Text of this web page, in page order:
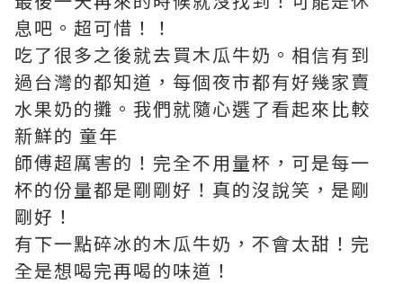
息吧。超可惜！！
吃了很多之後就去買木瓜牛奶。相信有到
過台灣的都知道，每個夜市都有好幾家賣
水果奶的攤。我們就隨心選了看起來比較
新鮮的 童年
師傅超厲害的！完全不用量杯，可是每一
杯的份量都是剛剛好！真的沒說笑，是剛
剛好！
有下一點碎冰的木瓜牛奶，不會太甜！完
全是想喝完再喝的味道！